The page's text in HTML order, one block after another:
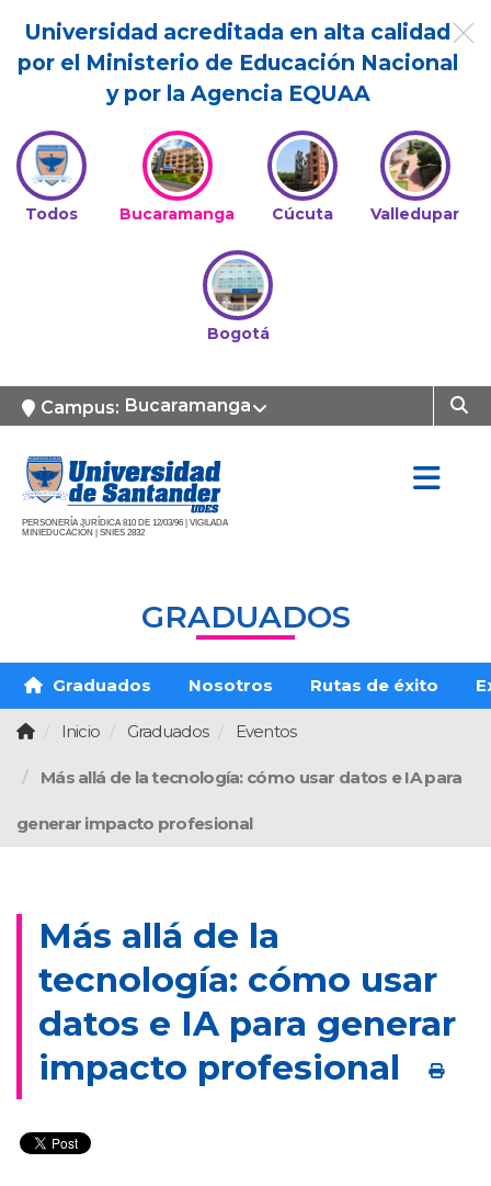
Universidad acreditada en alta calidad
por el Ministerio de Educación Nacional
y por la Agencia EQUAA
Todos Bucaramanga Cúcuta Valledupar
Bogotá
Campus: Bucaramanga
PERSONERÍA JURÍDICA 810 DE 12/03/96 | VIGILADA
MINIEDUCACIÓN | SNIES 2832
GRADUADOS
Graduados Nosotros Rutas de éxito
Inicio Graduados Eventos
Más allá de la tecnología: cómo usar datos e IA para
generar impacto profesional
Más allá de la
tecnología: cómo usar
datos e IA para generar
impacto profesional